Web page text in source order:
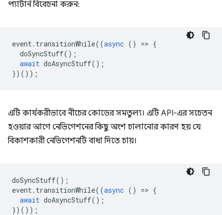
প্যাটার্ন বিবেচনা করুন:
event. transitionWhile((async () => {
doSyncStuff();
await doAsyncStuff();
})());
এটি কার্যকরীভাবে নীচের কোডের সমতুল্য। এটি API-এর সচেতন
হওয়ার আগে নেভিগেশনের কিছু অংশ চালানোর কারণ হয় যে
বিকাশকারী নেভিগেশনটি বাধা দিতে চায়।
doSyncStuff();
event. transitionWhile((async () => {
await doAsyncStuff();
})());